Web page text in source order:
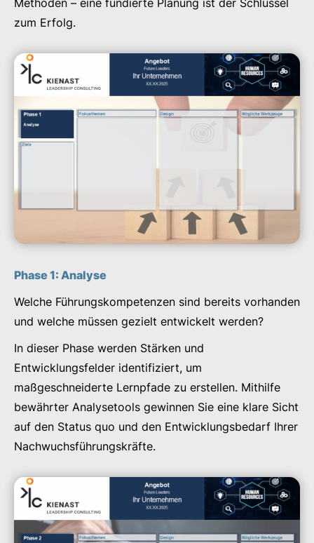
zum Erfolg.
Phase 1: Analyse
Welche Führungskompetenzen sind bereits vorhanden
und welche müssen gezielt entwickelt werden?
In dieser Phase werden Stärken und
Entwicklungsfelder identifiziert, um
maßgeschneiderte Lernpfade zu erstellen. Mithilfe
bewährter Analysetools gewinnen Sie eine klare Sicht
auf den Status quo und den Entwicklungsbedarf Ihrer
Nachwuchsführungskräfte.